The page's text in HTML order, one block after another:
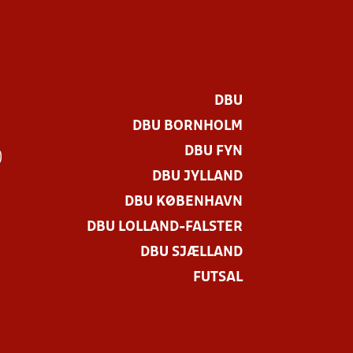
DBU
DBU BORNHOLM
DBU FYN
DBU JYLLAND
DBU KØBENHAVN
DBU LOLLAND-FALSTER
DBU SJÆLLAND
FUTSAL